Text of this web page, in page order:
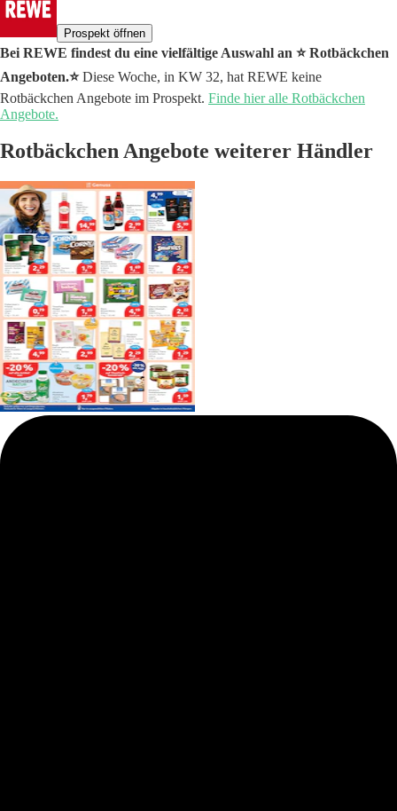
Prospekt öffnen
Bei REWE findest du eine vielfältige Auswahl an ⭐️ Rotbäckchen
Angeboten.⭐️Diese Woche, in KW 32, hat REWE keine
Rotbäckchen Angebote im Prospekt. Finde hier alle Rotbäckchen
Angebote.
Rotbäckchen Angebote weiterer Händler